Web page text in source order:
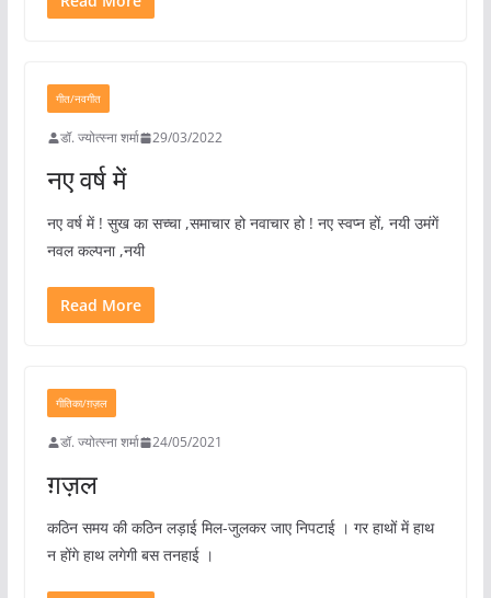
गीत/नवगीत
डॉ. ज्योत्स्ना शर्मा 29/03/2022
नए वर्ष में
नए वर्ष में ! सुख का सच्चा ,समाचार हो नवाचार हो ! नए स्वप्न हों, नयी उमंगें
नवल कल्पना ,नयी
Read More
गीतिका/ग़ज़ल
डॉ. ज्योत्स्ना शर्मा 24/05/2021
ग़ज़ल
कठिन समय की कठिन लड़ाई मिल-जुलकर जाए निपटाई । गर हाथों में हाथ
न होंगे हाथ लगेगी बस तनहाई ।